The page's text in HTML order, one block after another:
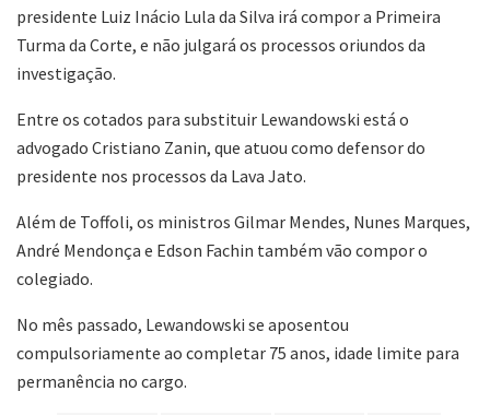
presidente Luiz Inácio Lula da Silva irá compor a Primeira
Turma da Corte, e não julgará os processos oriundos da
investigação.
Entre os cotados para substituir Lewandowski está o
advogado Cristiano Zanin, que atuou como defensor do
presidente nos processos da Lava Jato.
Além de Toffoli, os ministros Gilmar Mendes, Nunes Marques,
André Mendonça e Edson Fachin também vão compor o
colegiado.
No mês passado, Lewandowski se aposentou
compulsoriamente ao completar 75 anos, idade limite para
permanência no cargo.